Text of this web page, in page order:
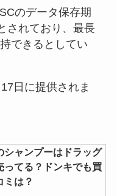
のデータ保存期
されており、最長
できるとしてい
日に提供されま
シャンプーはドラッグ
ってる？ドンキでも買
ミは？